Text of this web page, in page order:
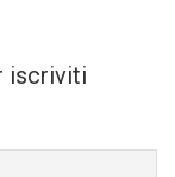
iscriviti